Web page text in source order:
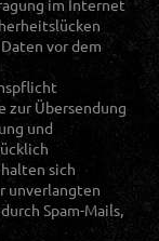
im Internet
vor dem
Übersendung
und
sich
unverlangten
Spam-Mails,